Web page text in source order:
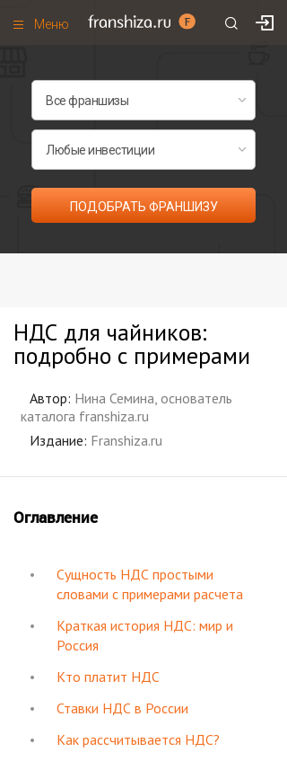
Меню
Франшизы по категориям
Рейтинг франшиз
Все франшизы списком
ПОДОБРАТЬ ФРАНШИЗУ
НДС для чайников:
подробно с примерами
Автор: Нина Семина, основатель
каталога franshiza.ru
Издание: Franshiza.ru
Оглавление
Сущность НДС простыми
словами с примерами расчета
Краткая история НДС: мир и
Россия
Кто платит НДС
Ставки НДС в России
Как рассчитывается НДС?